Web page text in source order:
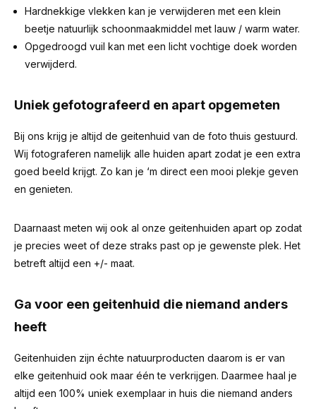
Hardnekkige vlekken kan je verwijderen met een klein
beetje natuurlijk schoonmaakmiddel met lauw / warm water.
Opgedroogd vuil kan met een licht vochtige doek worden
verwijderd.
Uniek gefotografeerd en apart opgemeten
Bij ons krijg je altijd de geitenhuid van de foto thuis gestuurd.
Wij fotograferen namelijk alle huiden apart zodat je een extra
goed beeld krijgt. Zo kan je ‘m direct een mooi plekje geven
en genieten.
Daarnaast meten wij ook al onze geitenhuiden apart op zodat
je precies weet of deze straks past op je gewenste plek. Het
betreft altijd een +/- maat.
Ga voor een geitenhuid die niemand anders
heeft
Geitenhuiden zijn échte natuurproducten daarom is er van
elke geitenhuid ook maar één te verkrijgen. Daarmee haal je
altijd een 100% uniek exemplaar in huis die niemand anders